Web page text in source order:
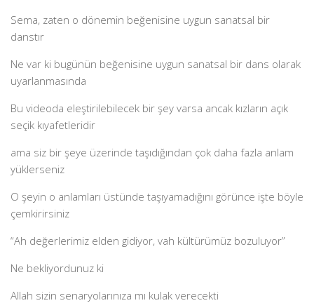
Sema, zaten o dönemin beğenisine uygun sanatsal bir
danstır
Ne var ki bugünün beğenisine uygun sanatsal bir dans olarak
uyarlanmasında
Bu videoda eleştirilebilecek bir şey varsa ancak kızların açık
seçik kıyafetleridir
ama siz bir şeye üzerinde taşıdığından çok daha fazla anlam
yüklerseniz
O şeyin o anlamları üstünde taşıyamadığını görünce işte böyle
çemkirirsiniz
“Ah değerlerimiz elden gidiyor, vah kültürümüz bozuluyor”
Ne bekliyordunuz ki
Allah sizin senaryolarınıza mı kulak verecekti